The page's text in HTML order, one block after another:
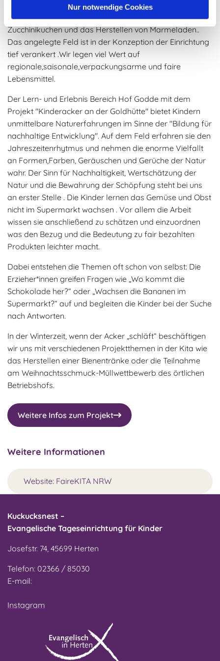
Nur notwendige Cookies
Einrichtung für das Mittagessen frisch verarbeitet. Auch
gibt es kleinere Aktionen wie das Backen von z.B.
Zucchinikuchen und das Herstellen von Marmeladen..
Das angelegte Feld ist in der Konzeption der Einrichtung
tief verankert .Wir legen viel Wert auf
regionale,saisonale,verpackungsarme und faire
Lebensmittel.
Der Lern- und Erlebnis Bereich Hof Godde mit dem
Projekt "Kinderacker an der Goldhütte" bietet Kindern
unmittelbare Naturerfahrungen im Sinne der "Bildung für
nachhaltige Entwicklung". Auf dem Feld erfahren sie den
Jahreszeitenrhytmus und nehmen die enorme Vielfallt
an Formen,Farben, Geräuschen und Gerüche der Natur
wahr. Der Sinn für Nachhaltigkeit, Wertschätzung der
Natur und die Bewahrung der Schöpfung steht bei uns
an erster Stelle . Die Kinder lernen das Gemüse und Obst
nicht im Supermarkt wachsen . Vor allem die Arbeit
wissen sie anschließend zu schätzen und einzuordnen
was den Bezug und die Bedeutung zu fair bezahlten
Produkten leichter macht.
Dabei entstehen die Themen oft schon von selbst: Die
Erzieher*innen greifen Fragen wie „Wo kommt die
Schokolade her?“ oder „Wachsen die Bananen im
Supermarkt?“ auf und begleiten die Kinder bei der Suche
nach Antworten.
In der Winterzeit, wenn der Acker „schläft“ beschäftigen
wir uns mit verschiedenen Projektthemen in der Kita wie
das Herstellen einer Bienentränke oder die Teilnahme
am Weihnachtsschmuck-Müllwettbewerb des örtlichen
Betriebshofs.
Weitere Infos zum Projekt
Weitere Informationen
Website: FaireKITA NRW
Kuckucksnest –
Evangelische Tageseinrichtung für Kinder
Josefstr. 74, 45699 Herten
Telefon: 02366 / 85030
E-mail:
Instagram